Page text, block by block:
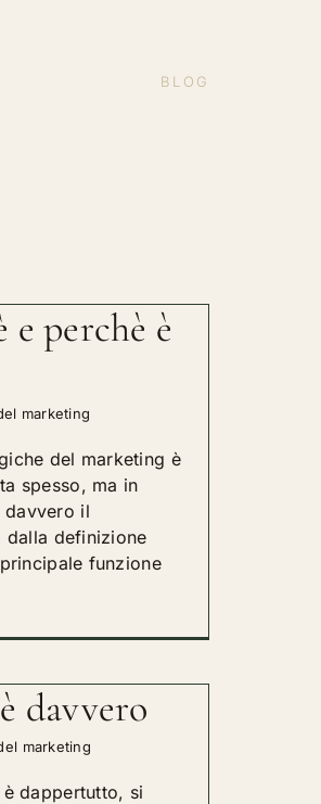
BLOG
e perchè è
marketing
del marketing è
spesso, ma in
davvero il
dalla definizione
funzione
davvero
marketing
dappertutto, si